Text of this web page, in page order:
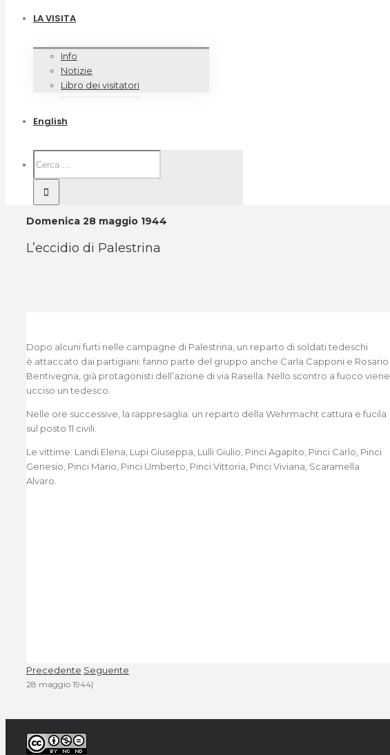
LA VISITA
Info
Notizie
Libro dei visitatori
English
Domenica 28 maggio 1944
L’eccidio di Palestrina
Dopo alcuni furti nelle campagne di Palestrina, un reparto di soldati tedeschi
è attaccato dai partigiani; fanno parte del gruppo anche Carla Capponi e Rosario
Bentivegna, già protagonisti dell’azione di via Rasella. Nello scontro a fuoco viene
ucciso un tedesco.
Nelle ore successive, la rappresaglia: un reparto della Wehrmacht cattura e fucila
sul posto 11 civili.
Le vittime: Landi Elena, Lupi Giuseppa, Lulli Giulio, Pinci Agapito, Pinci Carlo, Pinci
Genesio, Pinci Mario, Pinci Umberto, Pinci Vittoria, Pinci Viviana, Scaramella
Alvaro.
Precedente Seguente
28 maggio 1944|